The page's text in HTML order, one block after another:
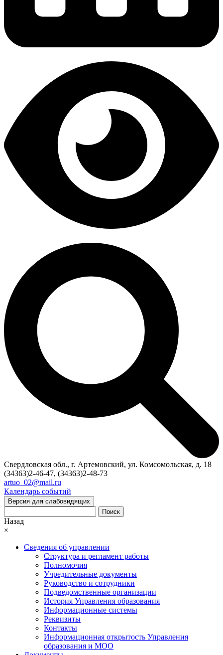
Свердловская обл., г. Артемовский, ул. Комсомольская, д. 18
(34363)2-46-47, (34363)2-48-73
artuo_02@mail.ru
Календарь событий
Версия для слабовидящих
Поиск
Назад
×
Сведения об управлении
Структура и регламент работы
Полномочия
Учредительные документы
Руководство и сотрудники
Подведомственные организации
История Управления образования
Информационные системы
Реквизиты
Контакты
Информационная открытость Управления
образования и МОО